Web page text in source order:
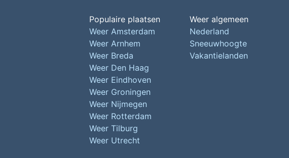
Populaire plaatsen
Weer Amsterdam
Weer Arnhem
Weer Breda
Weer Den Haag
Weer Eindhoven
Weer Groningen
Weer Nijmegen
Weer Rotterdam
Weer Tilburg
Weer Utrecht
Weer algemeen
Nederland
Sneeuwhoogte
Vakantielanden